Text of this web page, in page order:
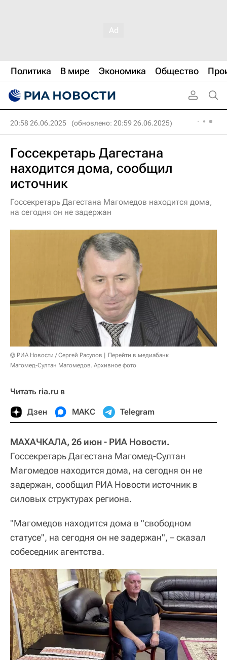
Политика В мире Экономика Общество
20:58 26.06.2025 (обновлено: 20:59 26.06.2025)
Госсекретарь Дагестана
находится дома, сообщил
источник
Госсекретарь Дагестана Магомедов находится дома,
на сегодня он не задержан
© РИА Новости / Сергей Расулов
Перейти в медиабанк
Магомед-Султан Магомедов. Архивное фото
Читать ria.ru в
Дзен МАКС Telegram
МАХАЧКАЛА, 26 июн - РИА Новости.
Госсекретарь Дагестана Магомед-Султан
Магомедов находится дома, на сегодня он не
задержан, сообщил РИА Новости источник в
силовых структурах региона.
"Магомедов находится дома в "свободном
статусе", на сегодня он не задержан", – сказал
собеседник агентства.